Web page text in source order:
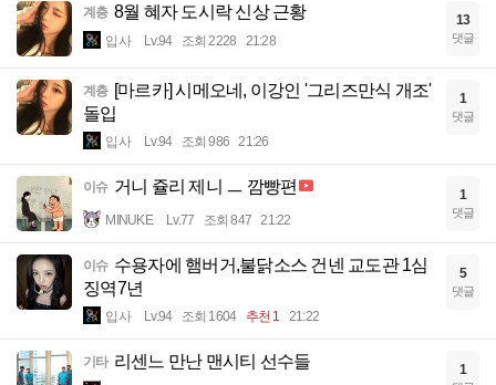
계층 8월 혜자 도시락 신상 근황
입사 Lv.94 조회 2228 21:28
13
댓글
계층 [마르카] 시메오네, 이강인 '그리즈만식 개조'
돌입
입사 Lv.94 조회 986 21:26
1
댓글
이슈 거니 쥴리 제니 ㅡ 깜빵편
MINUKE Lv.77 조회 847 21:22
1
댓글
이슈 수용자에 햄버거,불닭소스 건넨 교도관 1심
징역7년
입사 Lv.94 조회 1604 추천 1 21:22
5
댓글
기타 리센느 만난 맨시티 선수들 1